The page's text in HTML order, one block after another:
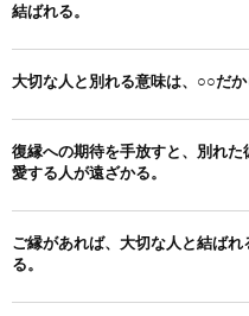
結ばれる。
大切な人と別れる意味は、○○だ
復縁への期待を手放すと、別れ
愛する人が遠ざかる。
ご縁があれば、大切な人と結ば
る。